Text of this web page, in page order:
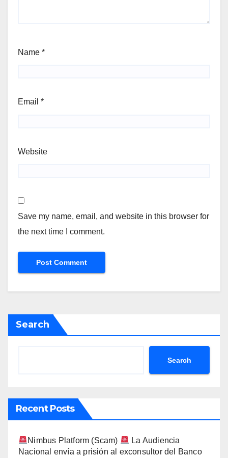
Name *
Email *
Website
Save my name, email, and website in this browser for
the next time I comment.
Search
Search
Recent Posts
Nimbus Platform (Scam)
La Audiencia
Nacional envía a prisión al exconsultor del Banco